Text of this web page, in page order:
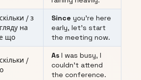
/ з
на
що
Since you’re here
early, let’s start
the meeting now.
/
As I was busy, I
couldn’t attend
the conference.